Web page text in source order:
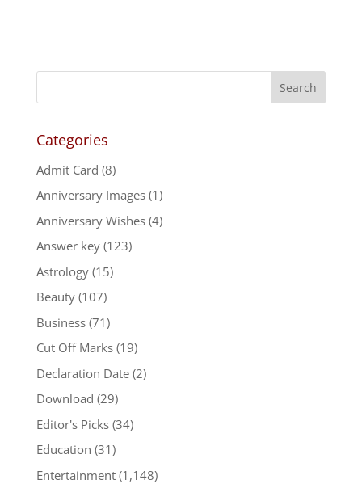
Categories
Admit Card (8)
Anniversary Images(1)
Anniversary Wishes(4)
Answer key(123)
Astrology(15)
Beauty(107)
Business(71)
Cut Off Marks(19)
Declaration Date(2)
Download (29)
Editor's Picks(34)
Education (31)
Entertainment(1,148)